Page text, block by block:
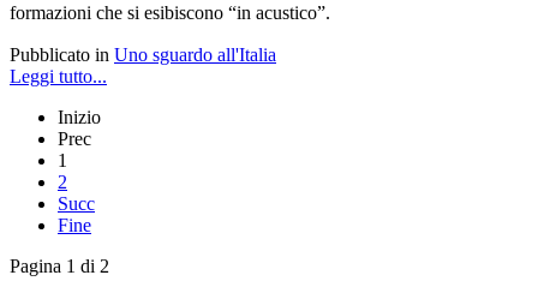
formazioni che si esibiscono “in acustico”.
Pubblicato in Uno sguardo all'Italia
Leggi tutto...
Inizio
Prec
1
2
Succ
Fine
Pagina 1 di 2